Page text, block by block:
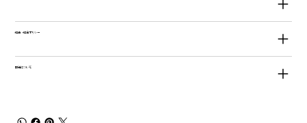
返品・返金ポリシー
配送について